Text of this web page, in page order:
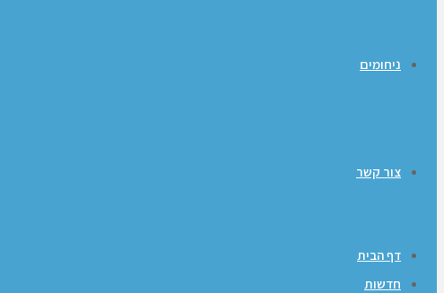
ניחומים
צור קשר
דף הבית
חדשות